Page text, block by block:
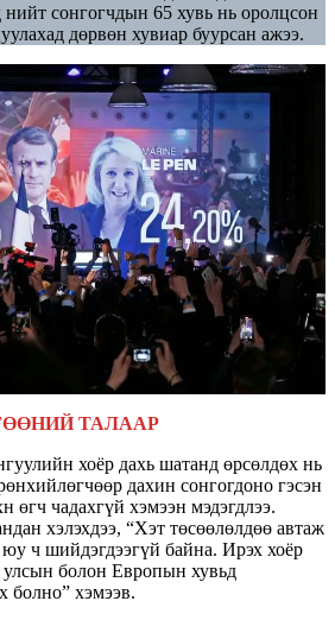
сонгогчдын 65 хувь нь оролцсон
дөрвөн хувиар буурсан ажээ.
ТАЛААР
хоёр дахь шатанд өрсөлдөх нь
дахин сонгогдоно гэсэн
өгч чадахгүй хэмээн мэдэгдлээ.
хэлэхдээ, “Хэт төсөөлөлдөө автаж
ч шийдэгдээгүй байна. Ирэх хоёр
улсын болон Европын хувьд
болно” хэмээв.